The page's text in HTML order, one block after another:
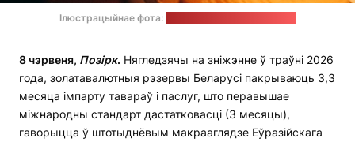
Ілюстрацыйнае фота:
8 чэрвеня, Позірк. Нягледзячы на ​​зніжэнне ў траўні 2026
года, золатавалютныя рэзервы Беларусі пакрываюць 3,3
месяца імпарту тавараў і паслуг, што перавышае
міжнародны стандарт дастатковасці (3 месяцы),
гаворыцца ў штотыднёвым макрааглядзе Еўразійскага